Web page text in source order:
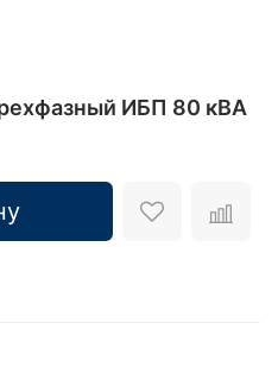
ИБП 80 кВА